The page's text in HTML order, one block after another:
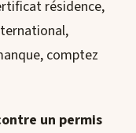
résidence,
comptez
un permis